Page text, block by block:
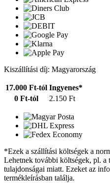
Kiszállítási díj: Magyarország
17.000 Ft-tól Ingyenes*
0 Ft-tól
2.150 Ft
*Ezek a szállítási költségek a
Lehetnek további költségek, pl. a
tulajdonságai miatt. Ezeket az
termékleírásban találja.